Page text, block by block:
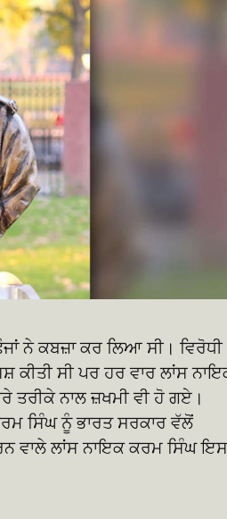
ਨੇ ਕਬਜ਼ਾ ਕਰ ਲਿਆ ਸੀ। ਵਿਰੋਧੀ
ਕੀਤੀ ਸੀ ਪਰ ਹਰ ਵਾਰ ਲਾਂਸ
ਤਰੀਕੇ ਨਾਲ ਜ਼ਖਮੀ ਵੀ ਹੋ ਗਏ।
ਸਿੰਘ ਨੂੰ ਭਾਰਤ ਸਰਕਾਰ ਵੱਲੋਂ
ਵਾਲੇ ਲਾਂਸ ਨਾਇਕ ਕਰਮ ਸਿੰਘ ਇਸ